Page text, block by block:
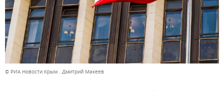
© РИА Новости Крым . Дмитрий Макеев